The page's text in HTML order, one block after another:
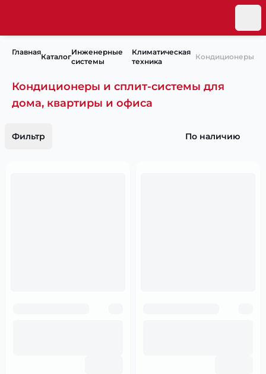
Главная
Каталог
Инженерные
системы
Климатическая
техника
Кондиционеры
Кондиционеры и сплит-системы для
дома, квартиры и офиса
Фильтр По наличию